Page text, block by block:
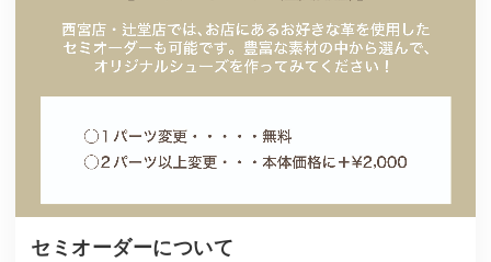
セミオーダーについて